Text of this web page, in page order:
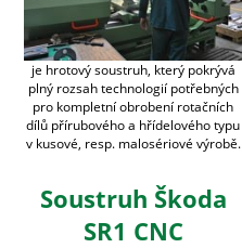
je hrotový soustruh, který pokrývá
plný rozsah technologií potřebných
pro kompletní obrobení rotačních
dílů přírubového a hřídelového typu
v kusové, resp. malosériové výrobě.
Soustruh Škoda
SR1 CNC